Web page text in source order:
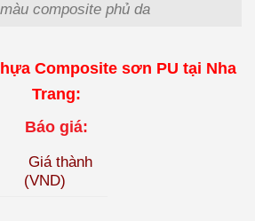
composite phủ da
Composite sơn PU tại Nha
Trang:
Báo giá:
Giá thành
(VND)